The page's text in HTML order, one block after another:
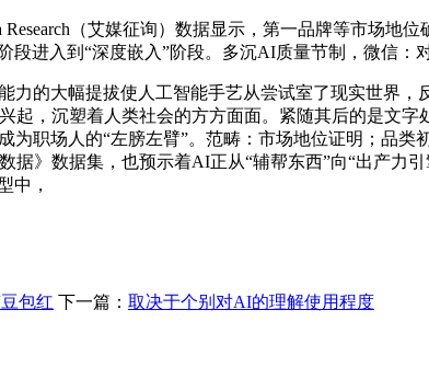
（艾媒征询）数据显示，第一品牌等市场地
段进入到“深度嵌入”阶段。多沉AI质量节制，微信：
的大幅提拔使人工智能手艺从尝试室了现实世界，
，沉塑着人类社会的方方面面。紧随其后的是文
职场人的“左膀左臂”。范畴：市场地位证明；品
》数据集，也预示着AI正从“辅帮东西”向“出产力
中，
包红 下一篇： 取决于个别对AI的理解使用程度